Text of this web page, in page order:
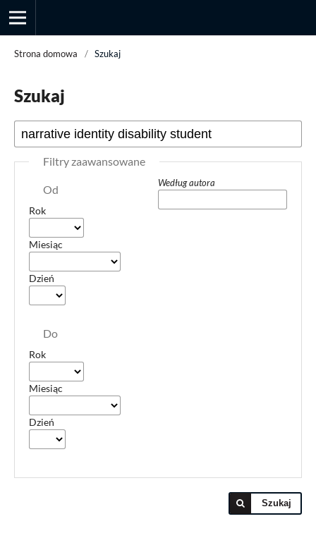
Strona domowa / Szukaj
Szukaj
Filtry zaawansowane
Od
Rok
Miesiąc
Dzień
Do
Rok
Miesiąc
Dzień
Według autora
Szukaj